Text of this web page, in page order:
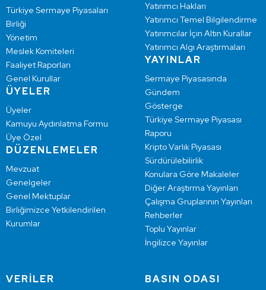
Türkiye Sermaye Piyasaları
Birliği
Yönetim
Meslek Komiteleri
Faaliyet Raporları
Genel Kurullar
ÜYELER
Üyeler
Kamuyu Aydınlatma Formu
Üye Özel
DÜZENLEMELER
Mevzuat
Genelgeler
Genel Mektuplar
Birliğimizce Yetkilendirilen
Kurumlar
Yatırımcı Hakları
Yatırımcı Temel Bilgilendirme
Yatırımcılar İçin Altın Kurallar
Yatırımcı Algı Araştırmaları
YAYINLAR
Sermaye Piyasasında
Gündem
Gösterge
Türkiye Sermaye Piyasası
Raporu
Kripto Varlık Piyasası
Sürdürülebilirlik
Konulara Göre Makaleler
Diğer Araştırma Yayınları
Çalışma Gruplarının Yayınları
Rehberler
Toplu Yayınlar
İngilizce Yayınlar
VERİLER BASIN ODASI